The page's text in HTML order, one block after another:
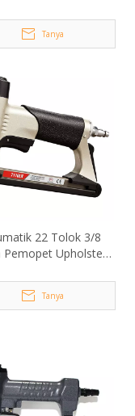
Tanya
22 Tolok 3/8
Pemopet Upholsteri
Tanya